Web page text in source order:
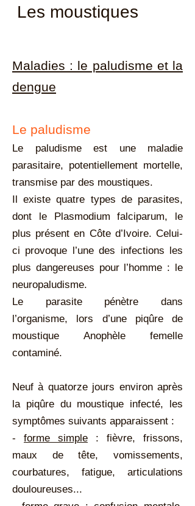
Les moustiques
Maladies : le paludisme et la
dengue
Le paludisme
Le paludisme est une maladie
parasitaire, potentiellement mortelle,
transmise par des moustiques.
Il existe quatre types de parasites,
dont le Plasmodium falciparum, le
plus présent en Côte d’Ivoire. Celui-
ci provoque l’une des infections les
plus dangereuses pour l’homme : le
neuropaludisme.
Le parasite pénètre dans
l’organisme, lors d’une piqûre de
moustique Anophèle femelle
contaminé.
Neuf à quatorze jours environ après
la piqûre du moustique infecté, les
symptômes suivants apparaissent :
- forme simple : fièvre, frissons,
maux de tête, vomissements,
courbatures, fatigue, articulations
douloureuses...